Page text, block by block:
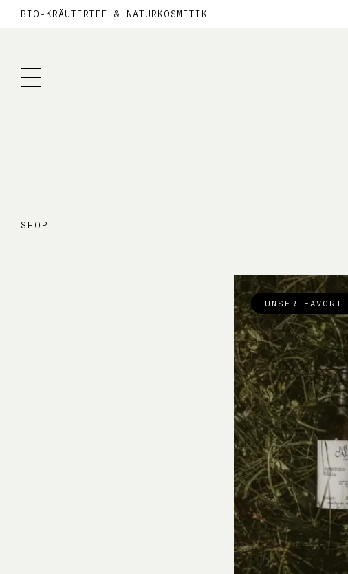
BIO-KRÄUTERTEE & NATURKOSMETIK
SHOP
UNSER FAVORIT